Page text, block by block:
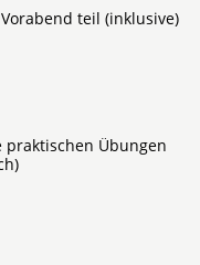
teil (inklusive)
praktischen Übungen